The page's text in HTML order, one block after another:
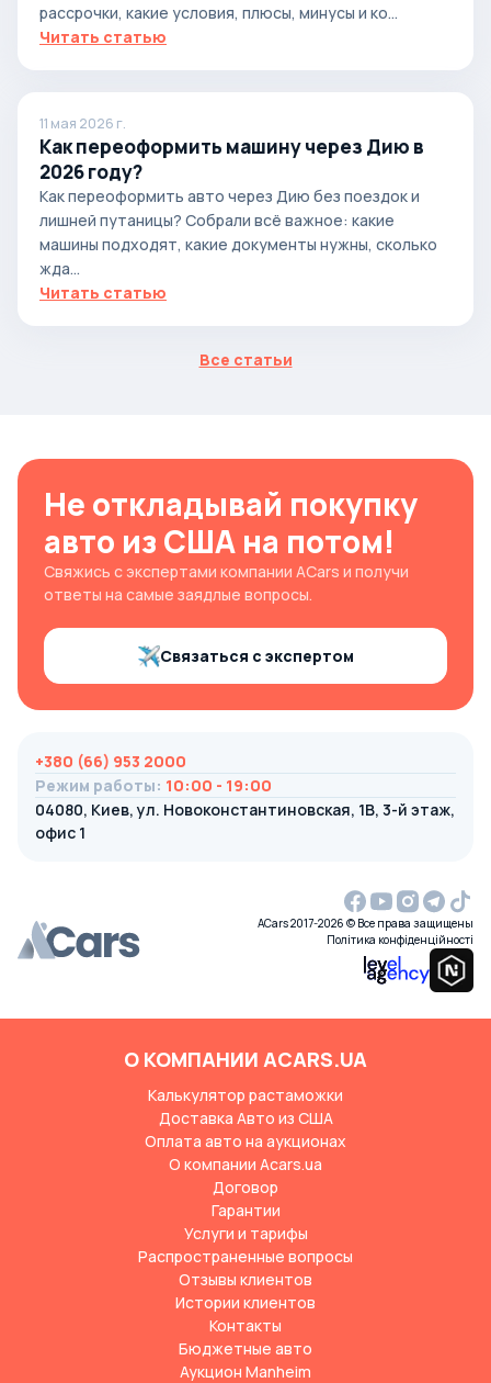
рассрочки, какие условия, плюсы, минусы и ко...
Читать статью
11 мая 2026 г.
Как переоформить машину через Дию в
2026 году?
Как переоформить авто через Дию без поездок и
лишней путаницы? Собрали всё важное: какие
машины подходят, какие документы нужны, сколько
жда...
Читать статью
Все статьи
Не откладывай покупку
авто из США на потом!
Свяжись с экспертами компании ACars и получи
ответы на самые заядлые вопросы.
Связаться с экспертом
+380 (66) 953 2000
Режим работы: 10:00 - 19:00
04080, Киев, ул. Новоконстантиновская, 1В, 3-й этаж,
офис 1
ACars 2017-2026 © Все права защищены
Політика конфіденційності
О КОМПАНИИ ACARS.UA
Калькулятор растаможки
Доставка Авто из США
Оплата авто на аукционах
О компании Acars.ua
Договор
Гарантии
Услуги и тарифы
Распространенные вопросы
Отзывы клиентов
Истории клиентов
Контакты
Бюджетные авто
Аукцион Manheim